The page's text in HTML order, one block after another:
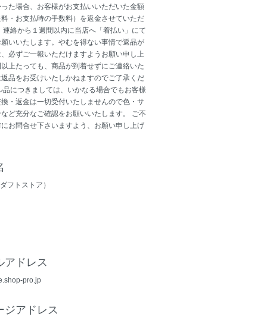
た場合、お客様がお支払いいただいた金額
料・お支払時の手数料）を返金させていただ
連絡から１週間以内に当店へ「着払い」にて
いいたします。やむを得ない事情で返品が
必ずご一報いただけますようお願い申し上
上たっても、商品が到着せずにご連絡いた
品をお受けいたしかねますのでご了承くだ
につきましては、いかなる場合でもお客様
・返金は一切受付いたしませんので色・サ
ど充分なご確認をお願いいたします。 ご不
お問合せ下さいますよう、お願い申し上げ
フトストア）
アドレス
pro.jp
ジアドレス